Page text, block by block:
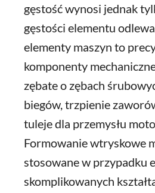
gęstość wynosi jednak
gęstości elementu
elementy maszyn to
komponenty
zębate o zębach
biegów, trzpienie
tuleje dla przemysłu
Formowanie wtryskowe
stosowane w przypadku
skomplikowanych